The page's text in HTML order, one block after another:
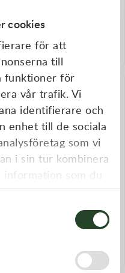
cookies
för att
till
funktioner för
vår trafik. Vi
identifierare och
enhet till de sociala
som vi
i sin tur kombinera
som du
de har samlat in
Silkolene Snow Pro 2 Fully-
synthetic 20L
3 575,00 kr
Motorex Snowmobile